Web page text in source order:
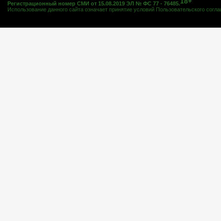
Регистрационный номер СМИ от 15.08.2019 ЭЛ № ФС 77 - 76485.
Использование данного сайта означает принятие условий Пользовательского